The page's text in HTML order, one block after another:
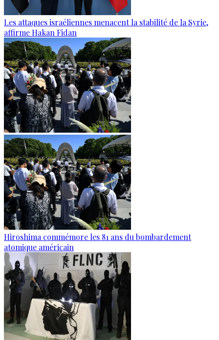
Les attaques israéliennes menacent la stabilité de la Syrie,
affirme Hakan Fidan
Hiroshima commémore les 81 ans du bombardement
atomique américain